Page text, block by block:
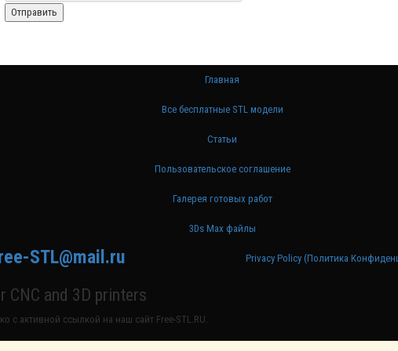
Главная
Все бесплатные STL модели
Статьи
Пользовательское соглашение
Галерея готовых работ
3Ds Max файлы
STL@mail.ru
CNC and 3D printers
с активной ссылкой на наш сайт Free-STL.RU.
Privacy Policy (Политика